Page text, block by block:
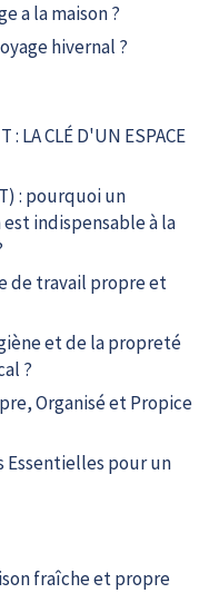
a la maison ?
hivernal ?
: LA CLÉ D'UN ESPACE
: pourquoi un
indispensable à la
de travail propre et
et de la propreté
?
Organisé et Propice
Essentielles pour un
fraîche et propre